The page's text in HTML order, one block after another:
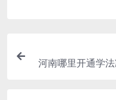
河南哪里开通学